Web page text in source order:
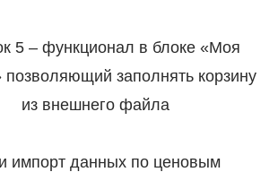
5 – функционал в блоке «Моя
позволяющий заполнять корзину
из внешнего файла
импорт данных по ценовым